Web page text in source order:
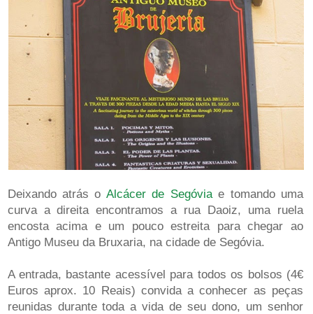
Deixando atrás o Alcácer de Segóviae tomando uma
curva a direita encontramos a rua Daoiz, uma ruela
encosta acima e um pouco estreita para chegar ao
Antigo Museu da Bruxaria, na cidade de Segóvia.
A entrada, bastante acessível para todos os bolsos (4€
Euros aprox. 10 Reais) convida a conhecer as peças
reunidas durante toda a vida de seu dono, um senhor